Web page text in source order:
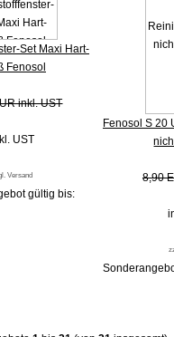
Set Maxi Hart-
Fenosol
inkl. UST
UST
Versand
gültig bis:
Fenosol S 20
8,90